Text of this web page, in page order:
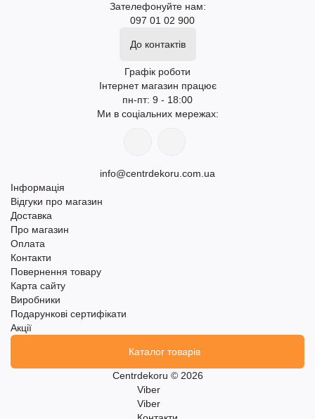
Зателефонуйте нам:
097 01 02 900
До контактів
Графік роботи
Інтернет магазин працює
пн-пт: 9 - 18:00
Ми в соціальних мережах:
info@centrdekoru.com.ua
Інформація
Відгуки про магазин
Доставка
Про магазин
Оплата
Контакти
Повернення товару
Карта сайту
Виробники
Подарункові сертифікати
Акції
Каталог товарів
Centrdekoru © 2026
Viber
Viber